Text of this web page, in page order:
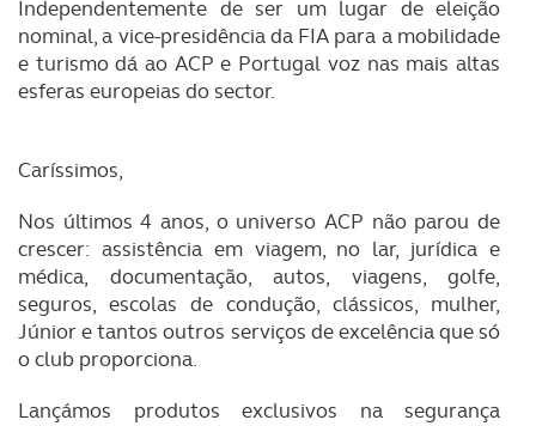
Independentemente de ser um lugar de eleição
nominal, a vice-presidência da FIA para a mobilidade
e turismo dá ao ACP e Portugal voz nas mais altas
esferas europeias do sector.
Caríssimos,
Nos últimos 4 anos, o universo ACP não parou de
crescer: assistência em viagem, no lar, jurídica e
médica, documentação, autos, viagens, golfe,
seguros, escolas de condução, clássicos, mulher,
Júnior e tantos outros serviços de excelência que só
o club proporciona.
Lançámos produtos exclusivos na segurança